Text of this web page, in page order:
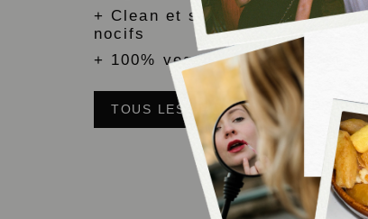
+ Clean et sans ingrédients
nocifs
+ 100% vegan, gluten-free et
TOUS LES PRODUITS